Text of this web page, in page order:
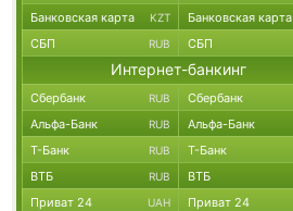
Банковская карта KZT Банковская карта
СБП RUB СБП
Интернет-банкинг
Сбербанк RUB Сбербанк
Альфа-Банк RUB Альфа-Банк
Т-Банк RUB Т-Банк
ВТБ RUB ВТБ
Приват 24 UAH Приват 24